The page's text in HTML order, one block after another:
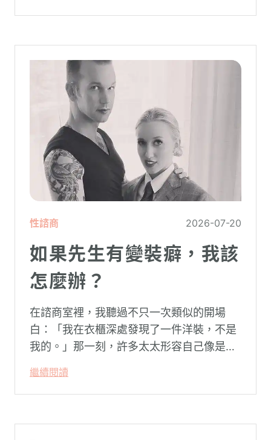
性諮商 2026-07-20
如果先生有變裝癖，我該
怎麼辦？
在諮商室裡，我聽過不只一次類似的開場
白：「我在衣櫃深處發現了一件洋裝，不是
我的。」那一刻，許多太太形容自己像是踩
陌生。
繼續閱讀